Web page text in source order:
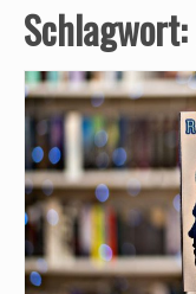
Schlagwort: